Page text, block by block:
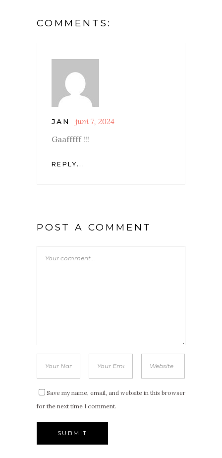
COMMENTS:
JAN juni 7, 2024
Gaafffff !!!
REPLY...
POST A COMMENT
Save my name, email, and website in this browser
for the next time I comment.